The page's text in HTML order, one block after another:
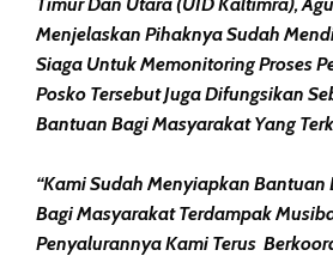
Menjelaskan Pihaknya Sudah
Siaga Untuk Memonitoring Proses
Posko Tersebut Juga Difungsikan
Bantuan Bagi Masyarakat Yang
“Kami Sudah Menyiapkan Bantuan
Bagi Masyarakat Terdampak
Penyalurannya Kami Terus